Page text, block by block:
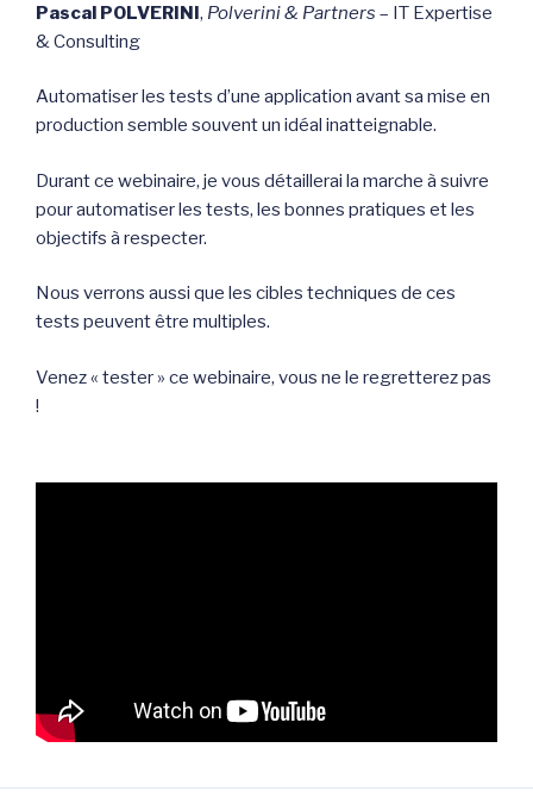
Pascal POLVERINI, Polverini & Partners – IT Expertise
& Consulting
Automatiser les tests d’une application avant sa mise en
production semble souvent un idéal inatteignable.
Durant ce webinaire, je vous détaillerai la marche à suivre
pour automatiser les tests, les bonnes pratiques et les
objectifs à respecter.
Nous verrons aussi que les cibles techniques de ces
tests peuvent être multiples.
Venez « tester » ce webinaire, vous ne le regretterez pas
!